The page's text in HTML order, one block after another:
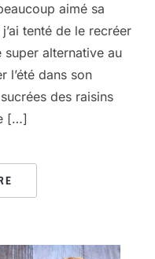
aimé sa
tenté de le recréer
super alternative au
l’été dans son
des raisins
[…]